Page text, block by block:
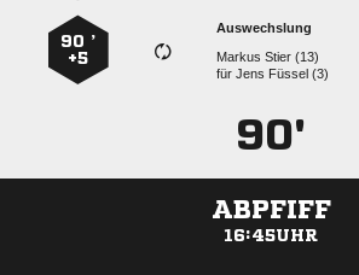
Auswechslung
  
für  
90 ’
+5
90'
ABPFIFF
16:45UHR